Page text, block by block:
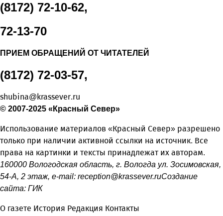
(8172) 72-10-62,
72-13-70
ПРИЕМ ОБРАЩЕНИЙ ОТ ЧИТАТЕЛЕЙ
(8172) 72-03-57,
shubina@krassever.ru
© 2007-2025 «Красный Север»
Использование материалов «Красный Север» разрешено
только при наличии активной ссылки на источник. Все
права на картинки и тексты принадлежат их авторам.
160000 Вологодская область, г. Вологда ул. Зосимовская,
54-А, 2 этаж, e-mail: reception@krassever.ruСоздание
сайта: ГИК
О газете История Редакция Контакты